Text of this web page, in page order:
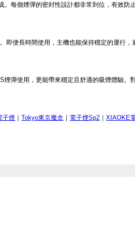
每個煙彈的密封性設計都非常到位，有效
即便長時間使用，主機也能保持穩定的運行
彈使用，更能帶來穩定且舒適的吸煙體驗
子煙 ｜Tokyo東京魔盒 ｜ 電子煙Sp2 ｜XIAOKE